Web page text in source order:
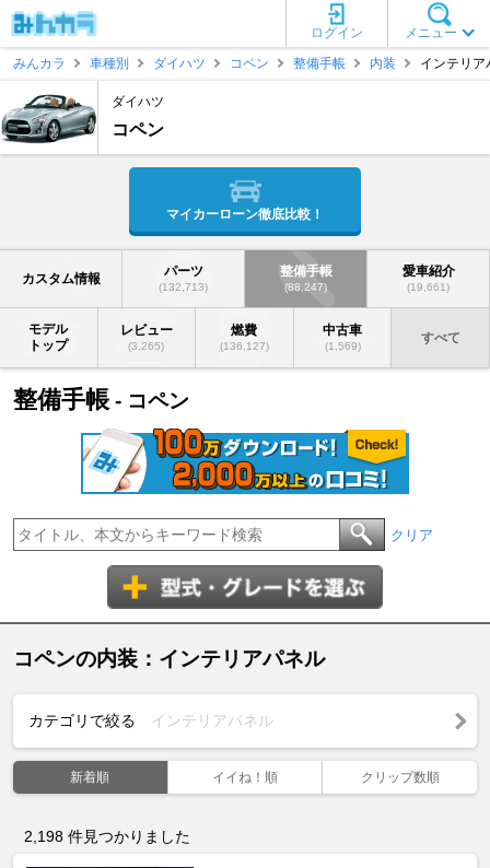
メニュー
ログイン
みんカラ
車種別 ダイハツ コペン 整備手帳 内装 インテリア
ダイハツ
コペン
マイカーローン徹底比較！
カスタム情報 パーツ
(132,713)
整備手帳
(88,247)
愛車紹介
(19,661)
モデル
トップ
レビュー
(3,265)
燃費
(136,127)
中古車
(1,569)
すべて
整備手帳 - コペン
クリア
コペンの内装：インテリアパネル
カテゴリで絞る インテリアパネル
新着順 イイね！順 クリップ数順
2,198 件見つかりました